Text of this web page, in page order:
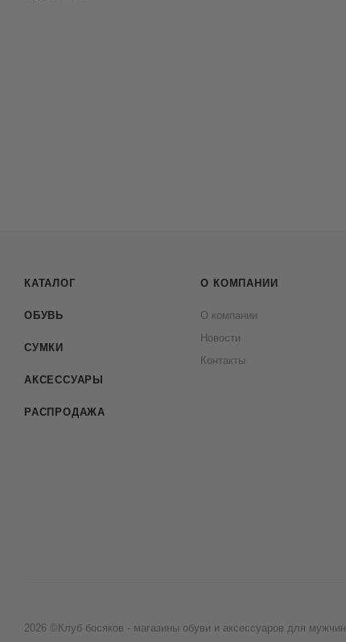
КАТАЛОГ
ОБУВЬ
СУМКИ
АКСЕССУАРЫ
РАСПРОДАЖА
О КОМПАНИИ
О компании
Новости
Контакты
2026 ©Клуб босяков - магазины обуви и аксессуаров для мужчин